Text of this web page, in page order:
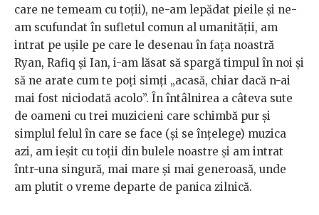
care ne temeam cu toții), ne-am lepădat pieile și ne-
am scufundat în sufletul comun al umanității, am
intrat pe ușile pe care le desenau în fața noastră
Ryan, Rafiq și Ian, i-am lăsat să spargă timpul în noi și
să ne arate cum te poți simți „acasă, chiar dacă n-ai
mai fost niciodată acolo”. În întâlnirea a câteva sute
de oameni cu trei muzicieni care schimbă pur și
simplul felul în care se face (și se înțelege) muzica
azi, am ieșit cu toții din bulele noastre și am intrat
într-una singură, mai mare și mai generoasă, unde
am plutit o vreme departe de panica zilnică.